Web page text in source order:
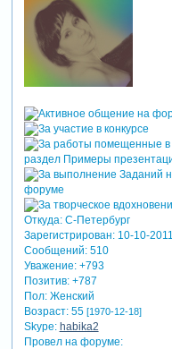
Откуда:С-Петербург
Зарегистрирован: 10-10-2011
Сообщений:510
Уважение: +793
Позитив: +787
Пол:Женский
Возраст:55 [1970-12-18]
Skype: habika2
Провел на форуме: